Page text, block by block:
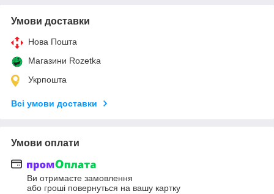
Умови доставки
Нова Пошта
Магазини Rozetka
Укрпошта
Всі умови доставки
Умови оплати
Ви отримаєте замовлення
або гроші повернуться на вашу картку